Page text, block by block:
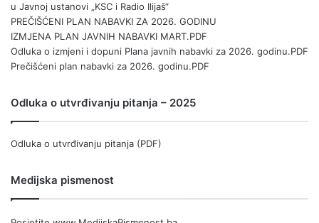
u Javnoj ustanovi „KSC i Radio Ilijaš“
PREČIŠĆENI PLAN NABAVKI ZA 2026. GODINU
IZMJENA PLAN JAVNIH NABAVKI MART.PDF
Odluka o izmjeni i dopuni Plana javnih nabavki za 2026. godinu.PDF
Prečišćeni plan nabavki za 2026. godinu.PDF
Odluka o utvrđivanju pitanja – 2025
Odluka o utvrđivanju pitanja (PDF)
Medijska pismenost